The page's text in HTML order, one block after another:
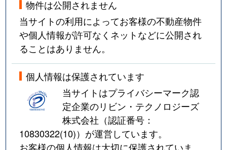
物件は公開されません
当サイトの利用によってお客様の不動産物件
や個人情報が許可なくネットなどに公開され
ることはありません。
個人情報は保護されています
当サイトはプライバシーマーク認
定企業のリビン・テクノロジーズ
株式会社（認証番号：
10830322(10)）が運営しています。
お客様の個人情報は大切に保護されていま